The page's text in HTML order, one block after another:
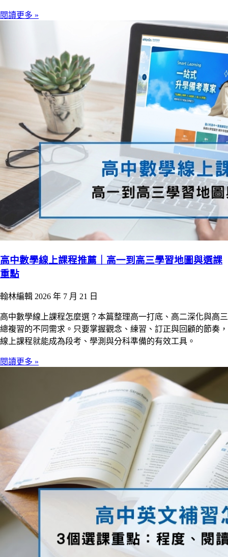
閱讀更多 »
高中數學線上課程推薦｜高一到高三學習地圖與選課
重點
翰林編輯 2026 年 7 月 21 日
高中數學線上課程怎麼選？本篇整理高一打底、高二深化與高三
總複習的不同需求。只要掌握觀念、練習、訂正與回顧的節奏，
線上課程就能成為段考、學測與分科準備的有效工具。
閱讀更多 »